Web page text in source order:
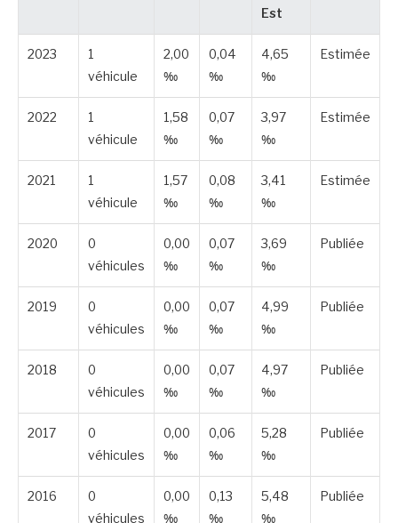
Est
2023
1
véhicule
2,00
‰
0,04
‰
4,65
‰
Estimée
2022
1
véhicule
1,58
‰
0,07
‰
3,97
‰
Estimée
2021
1
véhicule
1,57
‰
0,08
‰
3,41
‰
Estimée
2020
0
véhicules
0,00
‰
0,07
‰
3,69
‰
Publiée
2019
0
véhicules
0,00
‰
0,07
‰
4,99
‰
Publiée
2018
0
véhicules
0,00
‰
0,07
‰
4,97
‰
Publiée
2017
0
véhicules
0,00
‰
0,06
‰
5,28
‰
Publiée
2016
0
véhicules
0,00
‰
0,13
‰
5,48
‰
Publiée